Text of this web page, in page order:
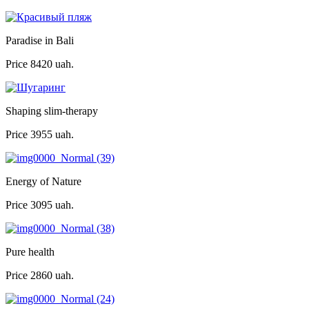
Paradise in Bali
Price 8420 uah.
Shaping slim-therapy
Price 3955 uah.
Energy of Nature
Price 3095 uah.
Pure health
Price 2860 uah.